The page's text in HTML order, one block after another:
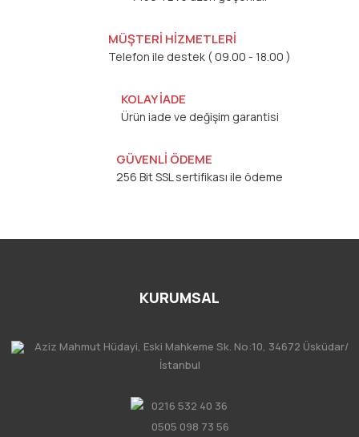
MÜŞTERİ HİZMETLERİ
Telefon ile destek ( 09.00 - 18.00 )
KOLAY İADE
Ürün iade ve değişim garantisi
GÜVENLİ ÖDEME
256 Bit SSL sertifikası ile ödeme
KURUMSAL
Aziz Mahmut Hüdayi, Eski Mahkeme Sk. No:10, 34672 Üsküdar/
İstanbul
0216 532 40 36
0505 098 73 56